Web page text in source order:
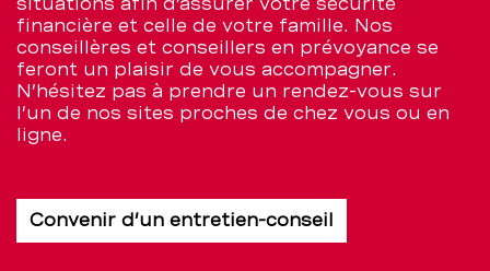
financière et celle de votre famille. Nos
conseillères et conseillers en prévoyance se
feront un plaisir de vous accompagner.
N’hésitez pas à prendre un rendez-vous sur
l’un de nos sites proches de chez vous ou en
ligne.
Convenir d’un entretien-conseil